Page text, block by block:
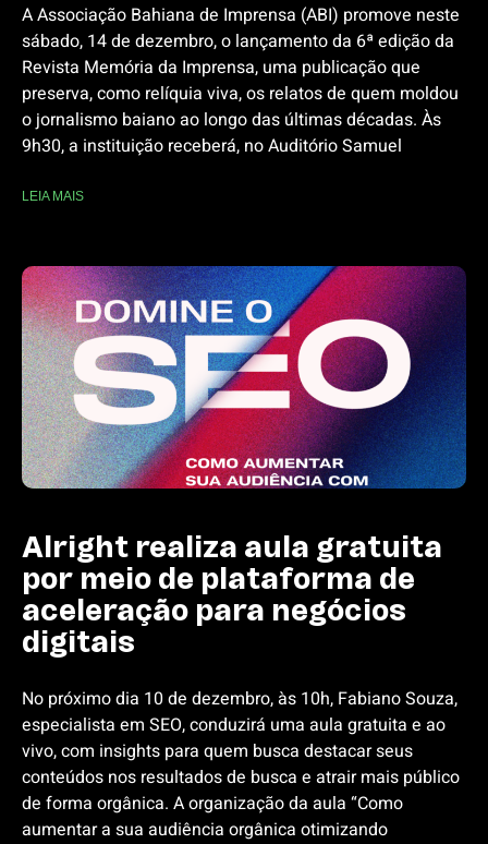
A Associação Bahiana de Imprensa (ABI) promove neste
sábado, 14 de dezembro, o lançamento da 6ª edição da
Revista Memória da Imprensa, uma publicação que
preserva, como relíquia viva, os relatos de quem moldou
o jornalismo baiano ao longo das últimas décadas. Às
9h30, a instituição receberá, no Auditório Samuel
LEIA MAIS
Alright realiza aula gratuita
por meio de plataforma de
aceleração para negócios
digitais
No próximo dia 10 de dezembro, às 10h, Fabiano Souza,
especialista em SEO, conduzirá uma aula gratuita e ao
vivo, com insights para quem busca destacar seus
conteúdos nos resultados de busca e atrair mais público
de forma orgânica. A organização da aula “Como
aumentar a sua audiência orgânica otimizando